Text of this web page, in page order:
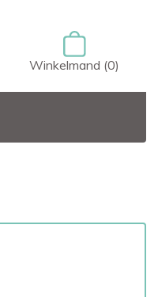
Winkelmand (0)